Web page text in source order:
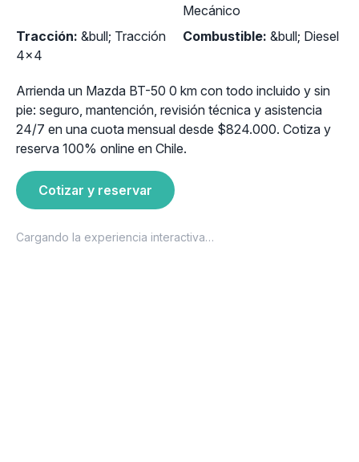
Mecánico
Tracción: &bull; Tracción
4x4
Combustible: &bull; Diesel
Arrienda un Mazda BT-50 0 km con todo incluido y sin
pie: seguro, mantención, revisión técnica y asistencia
24/7 en una cuota mensual desde $824.000. Cotiza y
reserva 100% online en Chile.
Cotizar y reservar
Cargando la experiencia interactiva…